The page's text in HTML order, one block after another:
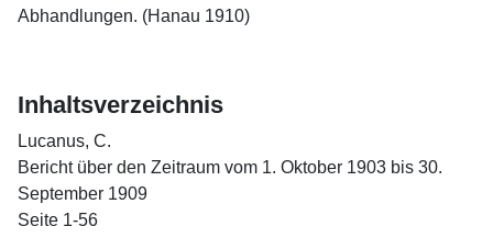
Abhandlungen. (Hanau 1910)
Inhaltsverzeichnis
Lucanus, C.
Bericht über den Zeitraum vom 1. Oktober 1903 bis 30.
September 1909
Seite 1-56